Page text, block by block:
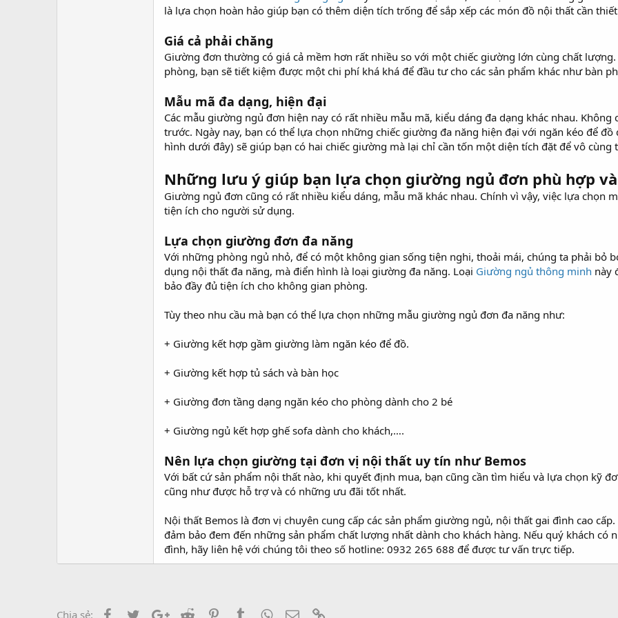
là lựa chọn hoàn hảo giúp bạn có thêm diện tích trống để sắp xếp các món đồ nội thất cần
Giá cả phải chăng
Giường đơn thường có giá cả mềm hơn rất nhiều so với một chiếc giường lớn cùng chất
phòng, bạn sẽ tiết kiệm được một chi phí khá khá để đầu tư cho các sản phẩm khác như bàn
Mẫu mã đa dạng, hiện đại
Các mẫu giường ngủ đơn hiện nay có rất nhiều mẫu mã, kiểu dáng đa dạng khác nhau.
trước. Ngày nay, bạn có thể lựa chọn những chiếc giường đa năng hiện đại với ngăn kéo để
hình dưới đây) sẽ giúp bạn có hai chiếc giường mà lại chỉ cần tốn một diện tích đặt để vô cùng
Những lưu ý giúp bạn lựa chọn giường ngủ đơn phù hợp
Giường ngủ đơn cũng có rất nhiều kiểu dáng, mẫu mã khác nhau. Chính vì vậy, việc lựa chọn
tiện ích cho người sử dụng.
Lựa chọn giường đơn đa năng
Với những phòng ngủ nhỏ, để có một không gian sống tiện nghi, thoải mái, chúng ta phải bỏ
dụng nội thất đa năng, mà điển hình là loại giường đa năng. Loại Giường ngủ thông minh này
bảo đầy đủ tiện ích cho không gian phòng.
Tùy theo nhu cầu mà bạn có thể lựa chọn những mẫu giường ngủ đơn đa năng như:
+ Giường kết hợp gầm giường làm ngăn kéo để đồ.
+ Giường kết hợp tủ sách và bàn học
+ Giường đơn tầng dạng ngăn kéo cho phòng dành cho 2 bé
+ Giường ngủ kết hợp ghế sofa dành cho khách,….
Nên lựa chọn giường tại đơn vị nội thất uy tín như Bemos
Với bất cứ sản phẩm nội thất nào, khi quyết định mua, bạn cũng cần tìm hiểu và lựa chọn kỹ
cũng như được hỗ trợ và có những ưu đãi tốt nhất.
Nội thất Bemos là đơn vị chuyên cung cấp các sản phẩm giường ngủ, nội thất gai đình cao
đảm bảo đem đến những sản phẩm chất lượng nhất dành cho khách hàng. Nếu quý khách có
đình, hãy liên hệ với chúng tôi theo số hotline: 0932 265 688 để được tư vấn trực tiếp.
Chia sẻ: FacebookTwitterGoogle+
Reddit PinterestTumblrWhatsApp
Email